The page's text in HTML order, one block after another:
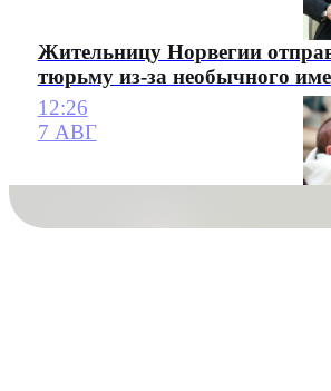
Жительницу Норвегии
тюрьму из-за необычного
12:26
7 АВГ